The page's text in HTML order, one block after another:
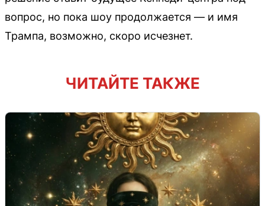
вопрос, но пока шоу продолжается — и имя
Трампа, возможно, скоро исчезнет.
ЧИТАЙТЕ ТАКЖЕ